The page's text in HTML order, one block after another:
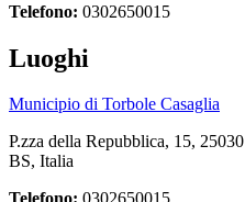
Telefono: 0302650015
Luoghi
Municipio di Torbole Casaglia
P.zza della Repubblica, 15,
BS, Italia